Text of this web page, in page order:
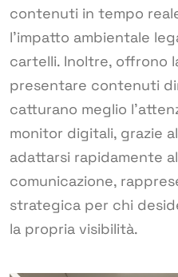
contenuti in tempo
l’impatto ambientale
cartelli. Inoltre, offrono
presentare contenuti
catturano meglio
monitor digitali, grazie
adattarsi rapidamente
comunicazione,
strategica per chi
la propria visibilità.